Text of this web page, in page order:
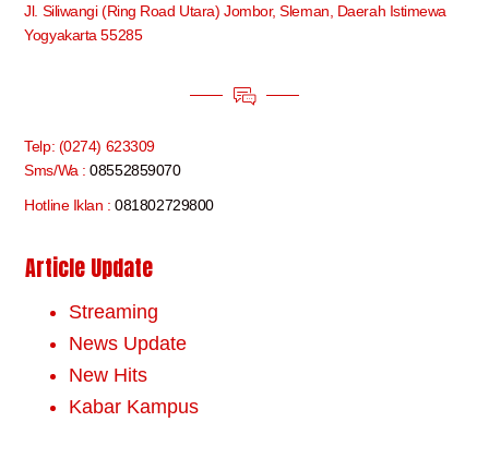
Jl. Siliwangi (Ring Road Utara) Jombor, Sleman, Daerah Istimewa
Yogyakarta 55285
Telp: (0274) 623309
Sms/Wa :08552859070
Hotline Iklan :081802729800
Article Update
Streaming
News Update
New Hits
Kabar Kampus